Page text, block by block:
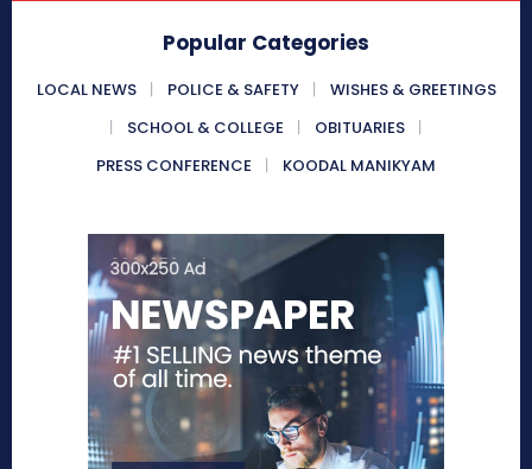
Popular Categories
LOCAL NEWS POLICE & SAFETY
WISHES & GREETINGS
SCHOOL & COLLEGE
OBITUARIES
PRESS CONFERENCE
KOODAL MANIKYAM